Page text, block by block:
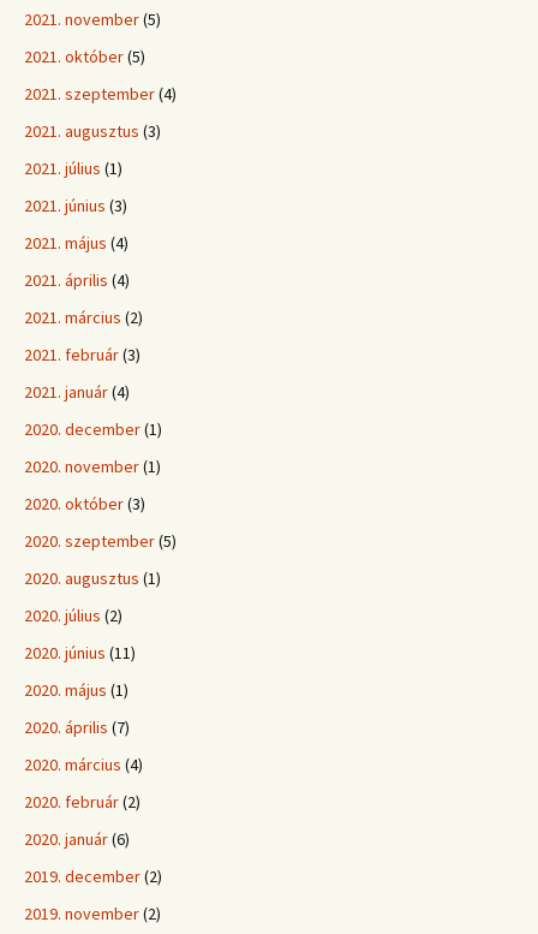
2021. november(5)
2021. október(5)
2021. szeptember(4)
2021. augusztus (3)
2021. július (1)
2021. június (3)
2021. május (4)
2021. április (4)
2021. március (2)
2021. február(3)
2021. január(4)
2020. december(1)
2020. november(1)
2020. október(3)
2020. szeptember(5)
2020. augusztus (1)
2020. július (2)
2020. június (11)
2020. május (1)
2020. április (7)
2020. március (4)
2020. február(2)
2020. január(6)
2019. december(2)
2019. november(2)